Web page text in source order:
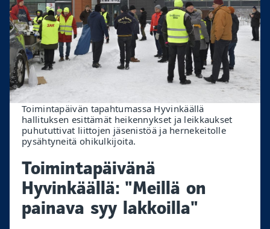
Toimintapäivän tapahtumassa Hyvinkäällä
hallituksen esittämät heikennykset ja leikkaukset
puhututtivat liittojen jäsenistöä ja hernekeitolle
pysähtyneitä ohikulkijoita.
Toimintapäivänä
Hyvinkäällä: "Meillä on
painava syy lakkoilla"